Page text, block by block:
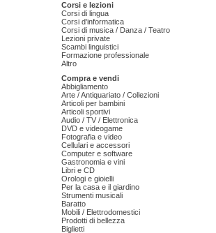
Corsi e lezioni
Corsi di lingua
Corsi d'informatica
Corsi di musica / Danza / Teatro
Lezioni private
Scambi linguistici
Formazione professionale
Altro
Compra e vendi
Abbigliamento
Arte / Antiquariato / Collezioni
Articoli per bambini
Articoli sportivi
Audio / TV / Elettronica
DVD e videogame
Fotografia e video
Cellulari e accessori
Computer e software
Gastronomia e vini
Libri e CD
Orologi e gioielli
Per la casa e il giardino
Strumenti musicali
Baratto
Mobili / Elettrodomestici
Prodotti di bellezza
Biglietti